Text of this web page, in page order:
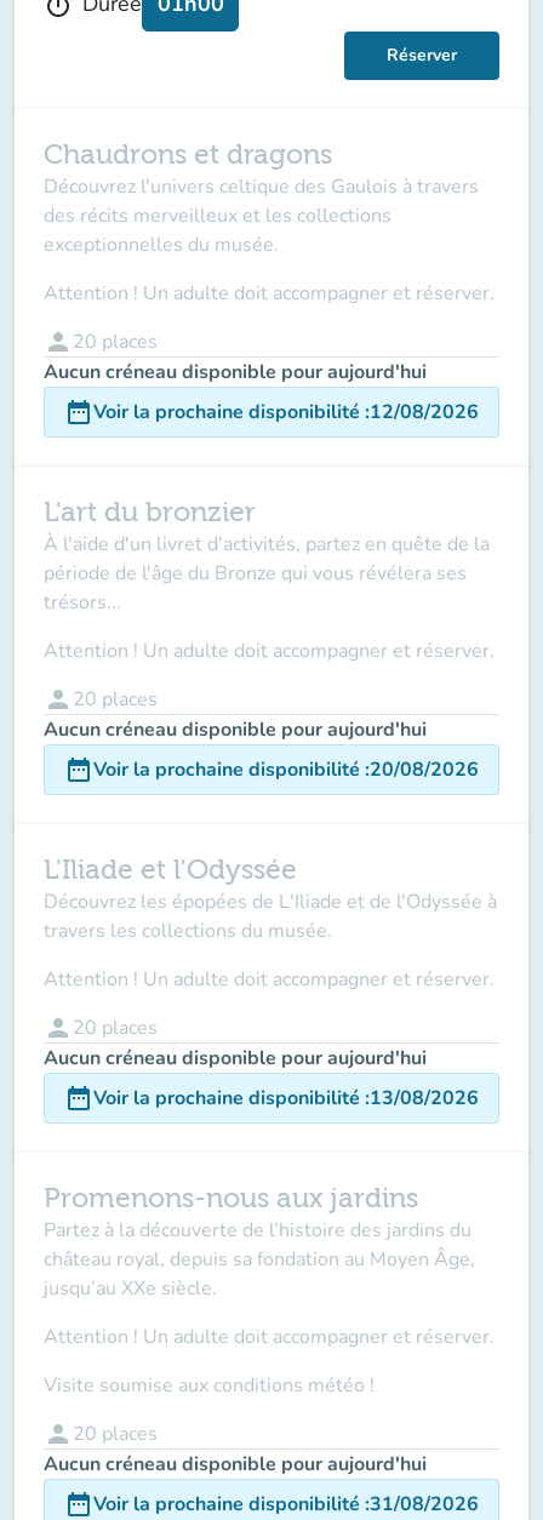
Réserver
Chaudrons et dragons
Découvrez l'univers celtique des Gaulois à travers
des récits merveilleux et les collections
exceptionnelles du musée.
Attention ! Un adulte doit accompagner et réserver.
person 20 places
Aucun créneau disponible pour aujourd'hui
date_rangeVoir la prochaine disponibilité :12/08/2026
L'art du bronzier
À l'aide d'un livret d'activités, partez en quête de la
période de l'âge du Bronze qui vous révélera ses
trésors...
Attention ! Un adulte doit accompagner et réserver.
person 20 places
Aucun créneau disponible pour aujourd'hui
date_rangeVoir la prochaine disponibilité :20/08/2026
L'Iliade et l'Odyssée
Découvrez les épopées de L'Iliade et de l'Odyssée à
travers les collections du musée.
Attention ! Un adulte doit accompagner et réserver.
person 20 places
Aucun créneau disponible pour aujourd'hui
date_rangeVoir la prochaine disponibilité :13/08/2026
Promenons-nous aux jardins
Partez à la découverte de l’histoire des jardins du
château royal, depuis sa fondation au Moyen Âge,
jusqu’au XXe siècle.
Attention ! Un adulte doit accompagner et réserver.
Visite soumise aux conditions météo !
person 20 places
Aucun créneau disponible pour aujourd'hui
date_rangeVoir la prochaine disponibilité :31/08/2026